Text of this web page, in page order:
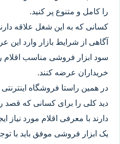
را کامل و متنوع پر کنید.
کسانی که به این شغل علاقه
آگاهی از شرایط بازار وارد
سود ابزار فروشی مناسب اقلام
خریداران عرضه کنند.
در همین راستا فروشگاه
دید کلی را برای کسانی که قصد
دارند با معرفی اقلام مورد نیاز
یک ابزار فروشی موفق باید با